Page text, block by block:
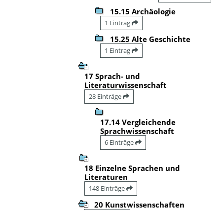
15.15 Archäologie
1 Eintrag
15.25 Alte Geschichte
1 Eintrag
17 Sprach- und
Literaturwissenschaft
28 Einträge
17.14 Vergleichende
Sprachwissenschaft
6 Einträge
18 Einzelne Sprachen und
Literaturen
148 Einträge
20 Kunstwissenschaften